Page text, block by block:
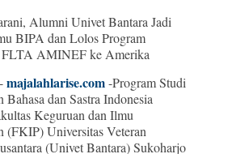
Alumni Univet Bantara Jadi
BIPA dan Lolos Program
FLTA AMINEF ke Amerika
majalahlarise.com-Program Studi
Bahasa dan Sastra Indonesia
Keguruan dan Ilmu
(FKIP) Universitas Veteran
(Univet Bantara) Sukoharjo